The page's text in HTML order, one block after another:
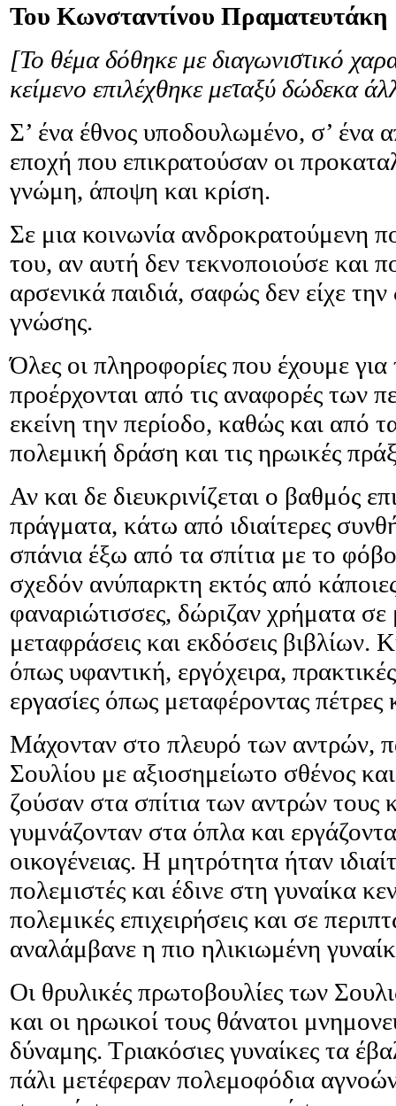
Του Κωνσταντίνου Πραματευτάκη
[Το θέμα δόθηκε με διαγωνιστικό
κείμενο επιλέχθηκε μεταξύ δώδεκα
Σ’ ένα έθνος υποδουλωμένο, σ’ ένα
εποχή που επικρατούσαν οι
γνώμη, άποψη και κρίση.
Σε μια κοινωνία ανδροκρατούμενη
του, αν αυτή δεν τεκνοποιούσε και
αρσενικά παιδιά, σαφώς δεν είχε
γνώσης.
Όλες οι πληροφορίες που έχουμε
προέρχονται από τις αναφορές των
εκείνη την περίοδο, καθώς και από
πολεμική δράση και τις ηρωικές
Αν και δε διευκρινίζεται ο βαθμός
πράγματα, κάτω από ιδιαίτερες
σπάνια έξω από τα σπίτια με το
σχεδόν ανύπαρκτη εκτός από
φαναριώτισσες, δώριζαν χρήματα
μεταφράσεις και εκδόσεις βιβλίων.
όπως υφαντική, εργόχειρα,
εργασίες όπως μεταφέροντας πέτρες
Μάχονταν στο πλευρό των αντρών,
Σουλίου με αξιοσημείωτο σθένος
ζούσαν στα σπίτια των αντρών τους
γυμνάζονταν στα όπλα και
οικογένειας. Η μητρότητα ήταν
πολεμιστές και έδινε στη γυναίκα
πολεμικές επιχειρήσεις και σε
αναλάμβανε η πιο ηλικιωμένη
Οι θρυλικές πρωτοβουλίες των
και οι ηρωικοί τους θάνατοι
δύναμης. Τριακόσιες γυναίκες τα
πάλι μετέφεραν πολεμοφόδια